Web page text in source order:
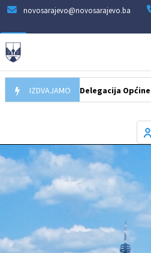
novosarajevo@novosarajevo.ba
IZDVAJAMO
07.08.2026 Delegacija Općine Novo